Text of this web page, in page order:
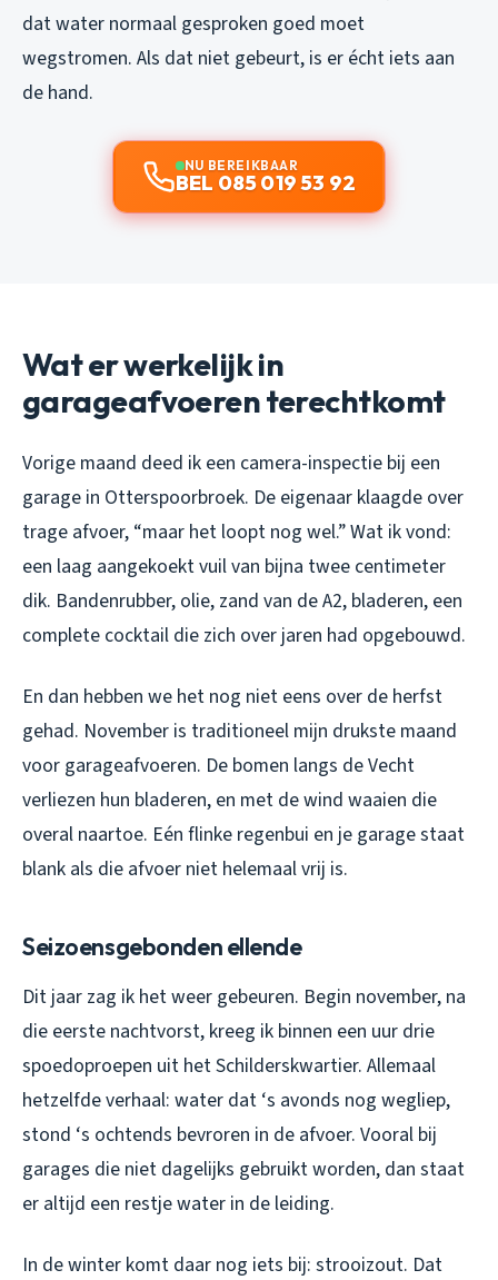
dat water normaal gesproken goed moet
wegstromen. Als dat niet gebeurt, is er écht iets aan
de hand.
NU BEREIKBAAR
BEL 085 019 53 92
Wat er werkelijk in
garageafvoeren terechtkomt
Vorige maand deed ik een camera-inspectie bij een
garage in Otterspoorbroek. De eigenaar klaagde over
trage afvoer, “maar het loopt nog wel.” Wat ik vond:
een laag aangekoekt vuil van bijna twee centimeter
dik. Bandenrubber, olie, zand van de A2, bladeren, een
complete cocktail die zich over jaren had opgebouwd.
En dan hebben we het nog niet eens over de herfst
gehad. November is traditioneel mijn drukste maand
voor garageafvoeren. De bomen langs de Vecht
verliezen hun bladeren, en met de wind waaien die
overal naartoe. Eén flinke regenbui en je garage staat
blank als die afvoer niet helemaal vrij is.
Seizoensgebonden ellende
Dit jaar zag ik het weer gebeuren. Begin november, na
die eerste nachtvorst, kreeg ik binnen een uur drie
spoedoproepen uit het Schilderskwartier. Allemaal
hetzelfde verhaal: water dat ‘s avonds nog wegliep,
stond ‘s ochtends bevroren in de afvoer. Vooral bij
garages die niet dagelijks gebruikt worden, dan staat
er altijd een restje water in de leiding.
In de winter komt daar nog iets bij: strooizout. Dat